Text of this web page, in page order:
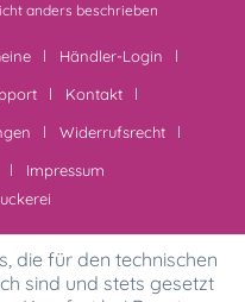
anders beschrieben
Händler-Login
Kontakt
Widerrufsrecht
Impressum
die für den technischen
sind und stets gesetzt